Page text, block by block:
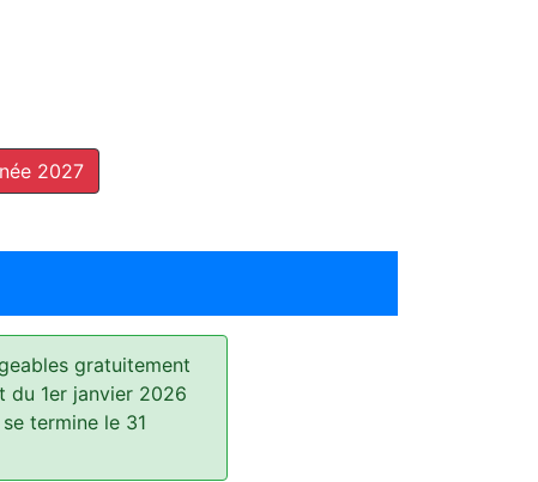
2027
gratuitement
du 1er janvier 2026
termine le 31